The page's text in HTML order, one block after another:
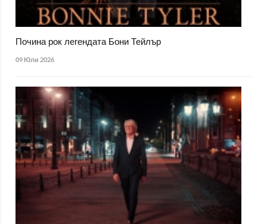
Почина рок легендата Бони Тейлър
09 Юли 2026